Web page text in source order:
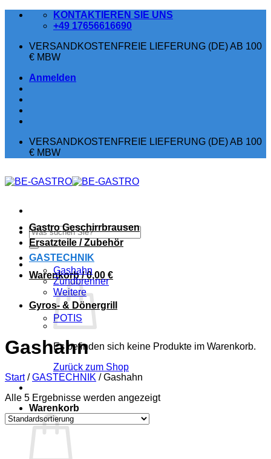
Zum
KONTAKTIEREN SIE UNS
+49 17656616690
VERSANDKOSTENFREIE LIEFERUNG (DE) AB 100
€ MBW
Anmelden
VERSANDKOSTENFREIE LIEFERUNG (DE) AB 100
€ MBW
Suchen
nach:
Warenkorb /0,00 €
Es befinden sich keine Produkte im Warenkorb.
Zurück zum Shop
Warenkorb
Gastro Geschirrbrausen
Ersatzteile / Zubehör
GASTECHNIK
Gashahn
Zündbrenner
Weitere
Gyros- & Dönergrill
POTIS
Gashahn
Start / GASTECHNIK /Gashahn
Alle 5 Ergebnisse werden angezeigt